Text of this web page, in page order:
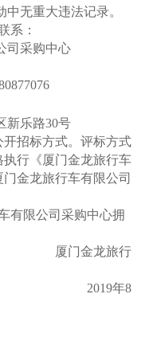
无重大违法记录。
系：
司采购中心
新乐路30号
招标方式。评标方式
行《厦门金龙旅行车
金龙旅行车有限公司
有限公司采购中心拥
厦门金龙旅行
2019年8